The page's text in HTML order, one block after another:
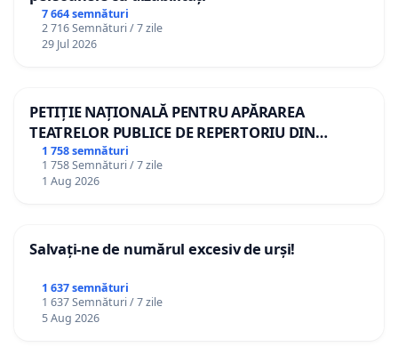
7 664 semnături
2 716 Semnături / 7 zile
29 Jul 2026
PETIȚIE NAȚIONALĂ PENTRU APĂRAREA
TEATRELOR PUBLICE DE REPERTORIU DIN
ROMÂNIA
1 758 semnături
1 758 Semnături / 7 zile
1 Aug 2026
Salvați-ne de numărul excesiv de urși!
1 637 semnături
1 637 Semnături / 7 zile
5 Aug 2026